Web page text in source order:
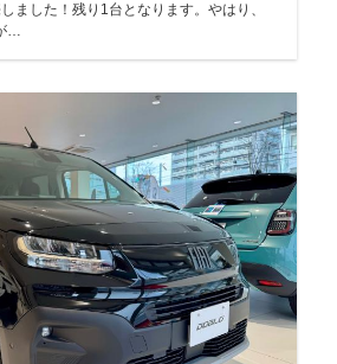
ました！残り1台となります。やはり、
…